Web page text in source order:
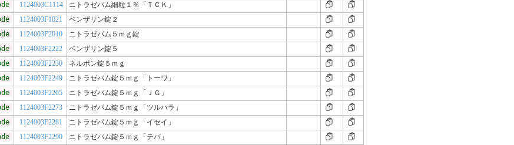
1124003C1114
ニトラゼパム細粒１％「ＴＣＫ」
1124003F1021
ベンザリン錠２
1124003F2010
ニトラゼパム５ｍｇ錠
1124003F2222
ベンザリン錠５
1124003F2230
ネルボン錠５ｍｇ
1124003F2249
ニトラゼパム錠５ｍｇ「トーワ」
1124003F2265
ニトラゼパム錠５ｍｇ「ＪＧ」
1124003F2273
ニトラゼパム錠５ｍｇ「ツルハラ」
1124003F2281
ニトラゼパム錠５ｍｇ「イセイ」
1124003F2290
ニトラゼパム錠５ｍｇ「テバ」